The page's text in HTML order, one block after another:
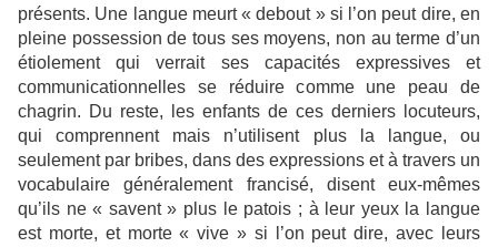
présents. Une langue meurt « debout » si l’on peut dire, en
pleine possession de tous ses moyens, non au terme d’un
étiolement qui verrait ses capacités expressives et
communicationnelles se réduire comme une peau de
chagrin. Du reste, les enfants de ces derniers locuteurs,
qui comprennent mais n’utilisent plus la langue, ou
seulement par bribes, dans des expressions et à travers un
vocabulaire généralement francisé, disent eux-mêmes
qu’ils ne « savent » plus le patois ; à leur yeux la langue
est morte, et morte « vive » si l’on peut dire, avec leurs